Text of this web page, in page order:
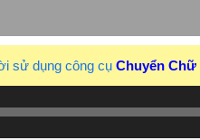
sử dụng công cụ Chuyển Chữ